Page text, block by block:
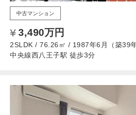
中古マンション
3,490万円
2SLDK / 76.26㎡ / 1987年6月（築39年
中央線西八王子駅 徒歩3分